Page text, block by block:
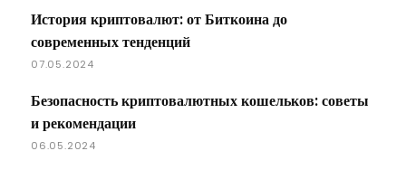
История криптовалют: от Биткоина до
современных тенденций
07.05.2024
Безопасность криптовалютных кошельков: советы
и рекомендации
06.05.2024